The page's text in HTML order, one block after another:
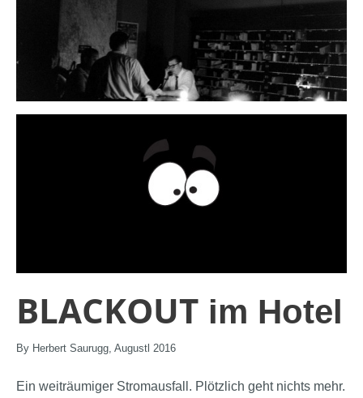
BLACKOUT im Hotel
By Herbert Saurugg, Augustl 2016
Ein weiträumiger Stromausfall. Plötzlich geht nichts mehr.